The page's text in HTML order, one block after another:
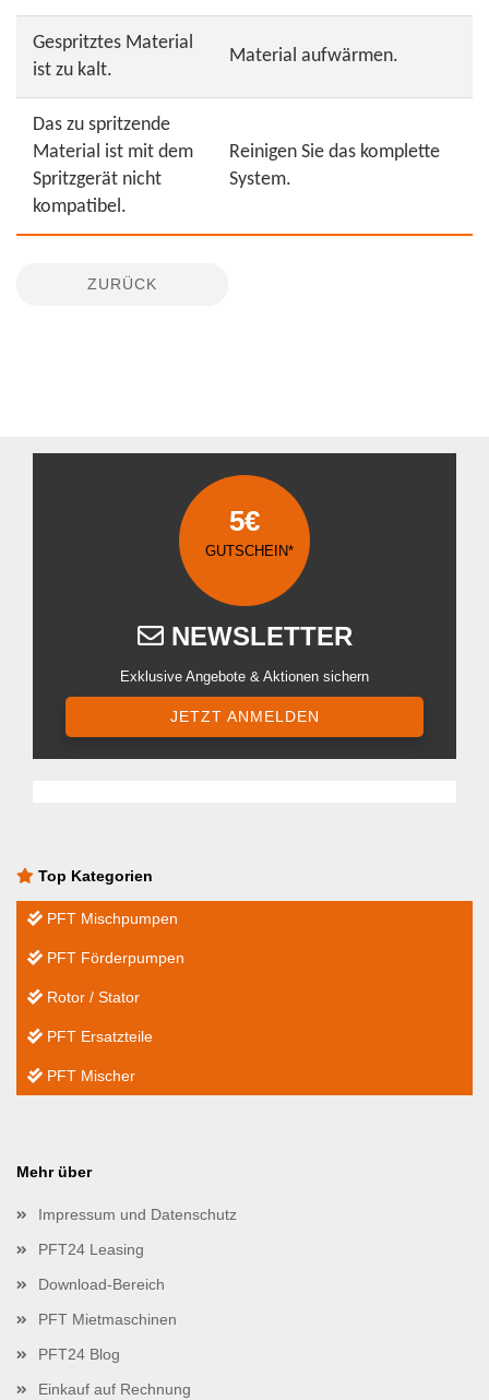
Gespritztes Material
ist zu kalt.
Material aufwärmen.
Das zu spritzende
Material ist mit dem
Spritzgerät nicht
kompatibel.
Reinigen Sie das komplette
System.
ZURÜCK
5€
GUTSCHEIN*
NEWSLETTER
Exklusive Angebote & Aktionen sichern
JETZT ANMELDEN
Top Kategorien
PFT Mischpumpen
PFT Förderpumpen
Rotor / Stator
PFT Ersatzteile
PFT Mischer
Mehr über
Impressum und Datenschutz
PFT24 Leasing
Download-Bereich
PFT Mietmaschinen
PFT24 Blog
Einkauf auf Rechnung